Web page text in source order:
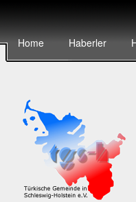
Home Haberler